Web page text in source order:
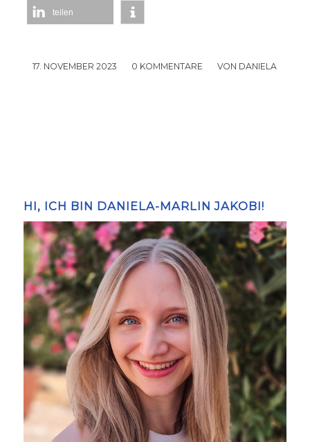
teilen
17. NOVEMBER 2023
/ 0 KOMMENTARE
/ VON DANIELA
HI, ICH BIN DANIELA-MARLIN JAKOBI!